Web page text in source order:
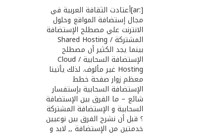
[:ar]أعتادت الثقافة العربية في
مجال إستضافة المواقع وحلول
اﻻنترنت علي مصطلح الإستضافة
المشتركة / Shared Hosting
بينما يجد الكثير أن مصطلح
الإستضافة السحابية / Cloud
Hosting غير مألوف. لذلك يأتينا
معظم زوار صفحة خطط
الإستضافة السحابية بإستفسار
شائع – ما الفرق بين الإستضافة
السحابية و الإستضافة المشتركة
؟ قبل أن نشرح الفرق بين نوعيين
خدمتين من الإستضافة ,, لابد و